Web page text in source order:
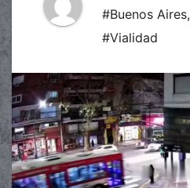
#Buenos Aires,
#Vialidad